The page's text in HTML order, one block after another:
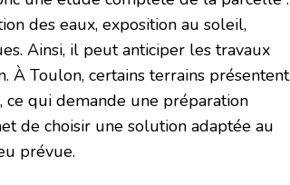
des eaux, exposition au soleil,
Ainsi, il peut anticiper les travaux
À Toulon, certains terrains présentent
qui demande une préparation
de choisir une solution adaptée au
prévue.